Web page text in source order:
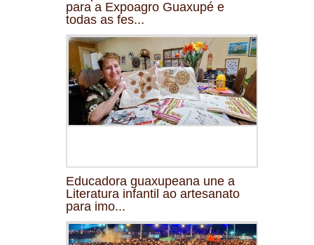
para a Expoagro Guaxupé e
todas as fes...
Educadora guaxupeana une a
Literatura infantil ao artesanato
para imo...